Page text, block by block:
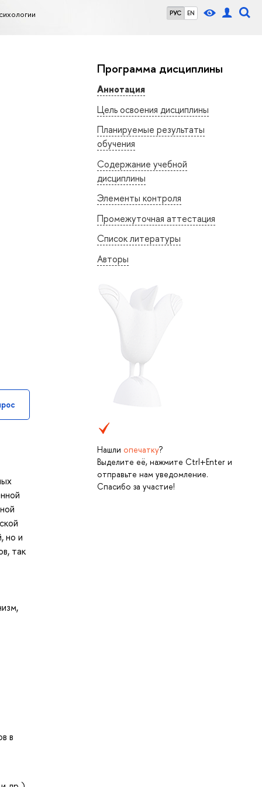
РУС EN
Программа дисциплины
Аннотация
Цель освоения дисциплины
Планируемые результаты
обучения
Содержание учебной
дисциплины
Элементы контроля
Промежуточная аттестация
Список литературы
Авторы
Нашли опечатку?
Выделите её, нажмите Ctrl+Enter и
отправьте нам уведомление.
Спасибо за участие!
но и
так
в